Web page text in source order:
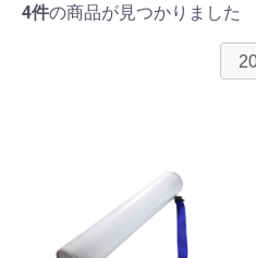
4件の商品が見つかりました